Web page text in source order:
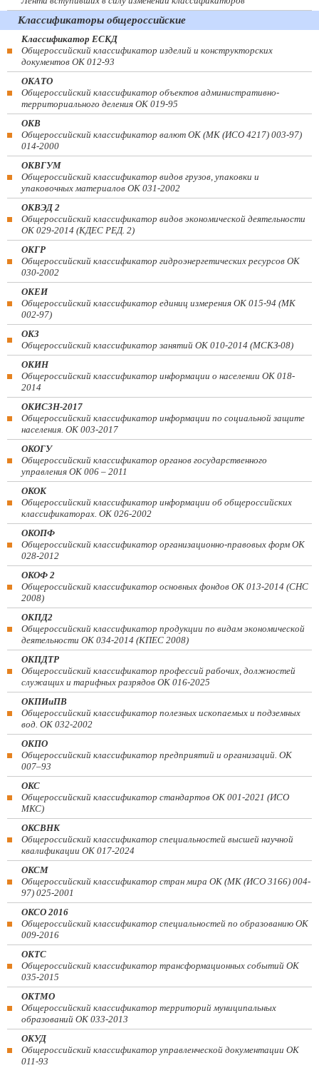
Классификаторы общероссийские
Классификатор ЕСКД
Общероссийский классификатор изделий и конструкторских
документов ОК 012-93
ОКАТО
Общероссийский классификатор объектов административно-
территориального деления ОК 019-95
ОКВ
Общероссийский классификатор валют ОК (МК (ИСО 4217) 003-97)
014-2000
ОКВГУМ
Общероссийский классификатор видов грузов, упаковки и
упаковочных материалов ОК 031-2002
ОКВЭД 2
Общероссийский классификатор видов экономической деятельности
ОК 029-2014 (КДЕС РЕД. 2)
ОКГР
Общероссийский классификатор гидроэнергетических ресурсов ОК
030-2002
ОКЕИ
Общероссийский классификатор единиц измерения ОК 015-94 (МК
002-97)
ОКЗ
Общероссийский классификатор занятий ОК 010-2014 (МСКЗ-08)
ОКИН
Общероссийский классификатор информации о населении ОК 018-
2014
ОКИСЗН-2017
Общероссийский классификатор информации по социальной защите
населения. ОК 003-2017
ОКОГУ
Общероссийский классификатор органов государственного
управления ОК 006 – 2011
ОКОК
Общероссийский классификатор информации об общероссийских
классификаторах. ОК 026-2002
ОКОПФ
Общероссийский классификатор организационно-правовых форм ОК
028-2012
ОКОФ 2
Общероссийский классификатор основных фондов ОК 013-2014 (СНС
2008)
ОКПД2
Общероссийский классификатор продукции по видам экономической
деятельности ОК 034-2014 (КПЕС 2008)
ОКПДТР
Общероссийский классификатор профессий рабочих, должностей
служащих и тарифных разрядов ОК 016-2025
ОКПИиПВ
Общероссийский классификатор полезных ископаемых и подземных
вод. ОК 032-2002
ОКПО
Общероссийский классификатор предприятий и организаций. ОК
007–93
ОКС
Общероссийский классификатор стандартов ОК 001-2021 (ИСО
МКС)
ОКСВНК
Общероссийский классификатор специальностей высшей научной
квалификации ОК 017-2024
ОКСМ
Общероссийский классификатор стран мира ОК (МК (ИСО 3166) 004-
97) 025-2001
ОКСО 2016
Общероссийский классификатор специальностей по образованию ОК
009-2016
ОКТС
Общероссийский классификатор трансформационных событий ОК
035-2015
ОКТМО
Общероссийский классификатор территорий муниципальных
образований ОК 033-2013
ОКУД
Общероссийский классификатор управленческой документации ОК
011-93